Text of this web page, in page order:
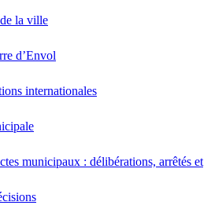
la ville
d’Envol
internationales
municipaux : délibérations, arrêtés et